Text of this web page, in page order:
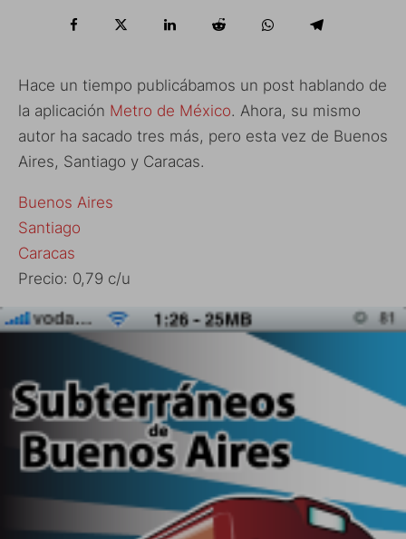
Hace un tiempo publicábamos un post hablando de
la aplicación Metro de México. Ahora, su mismo
autor ha sacado tres más, pero esta vez de Buenos
Aires, Santiago y Caracas.
Buenos Aires
Santiago
Caracas
Precio: 0,79 c/u